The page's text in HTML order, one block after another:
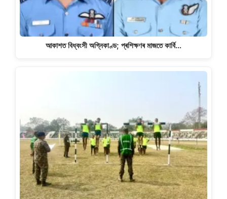
আকাশত বিধ্বংসী অগ্নিকাণ্ড; প্ৰশিক্ষণৰ মাজতে কাৰ্বি…